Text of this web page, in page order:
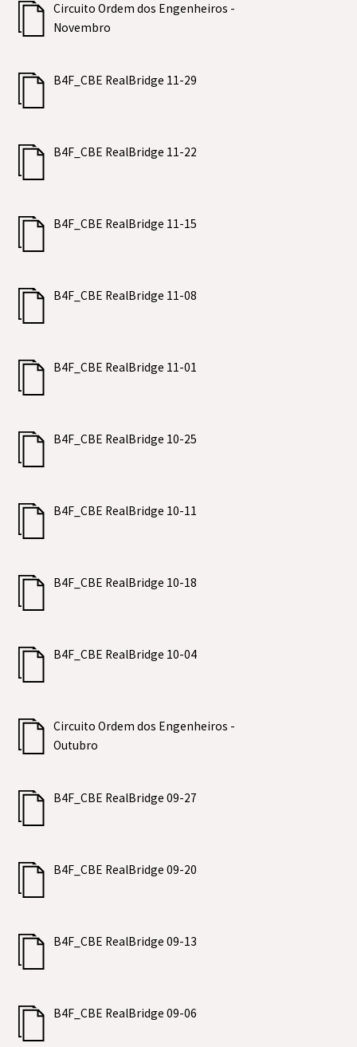
Circuito Ordem dos Engenheiros -
Novembro
B4F_CBE RealBridge 11-29
B4F_CBE RealBridge 11-22
B4F_CBE RealBridge 11-15
B4F_CBE RealBridge 11-08
B4F_CBE RealBridge 11-01
B4F_CBE RealBridge 10-25
B4F_CBE RealBridge 10-11
B4F_CBE RealBridge 10-18
B4F_CBE RealBridge 10-04
Circuito Ordem dos Engenheiros -
Outubro
B4F_CBE RealBridge 09-27
B4F_CBE RealBridge 09-20
B4F_CBE RealBridge 09-13
B4F_CBE RealBridge 09-06